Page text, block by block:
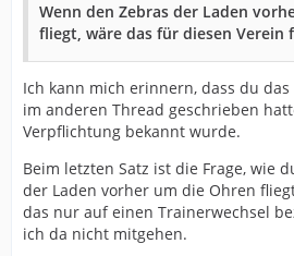
Wenn den Zebras der Laden
fliegt, wäre das für diesen Verein
Ich kann mich erinnern, dass du
im anderen Thread geschrieben
Verpflichtung bekannt wurde.
Beim letzten Satz ist die Frage, wie
der Laden vorher um die Ohren
das nur auf einen Trainerwechsel
ich da nicht mitgehen.